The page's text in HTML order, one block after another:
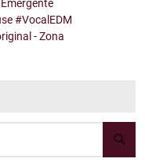
#VocalEDM
- Zona